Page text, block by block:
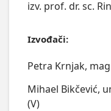
izv. prof. dr. sc.
Izvođači:
Petra Krnjak,
Mihael Bikčević,
(V)